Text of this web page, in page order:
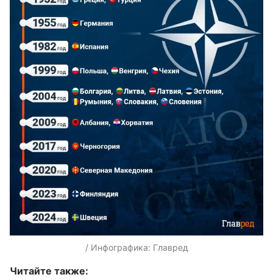
/ Инфографика: Главред
Читайте также: